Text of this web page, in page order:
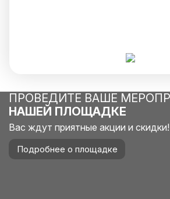
ПРОВЕДИТЕ ВАШЕ
НАШЕЙ ПЛОЩАДКЕ
Вас ждут приятные акции и скидки!
Подробнее о площадке